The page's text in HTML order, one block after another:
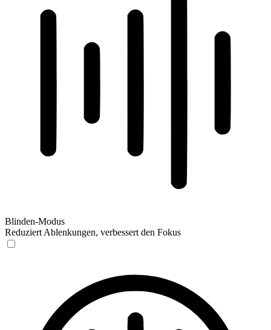
Blinden-Modus
Reduziert Ablenkungen, verbessert den Fokus